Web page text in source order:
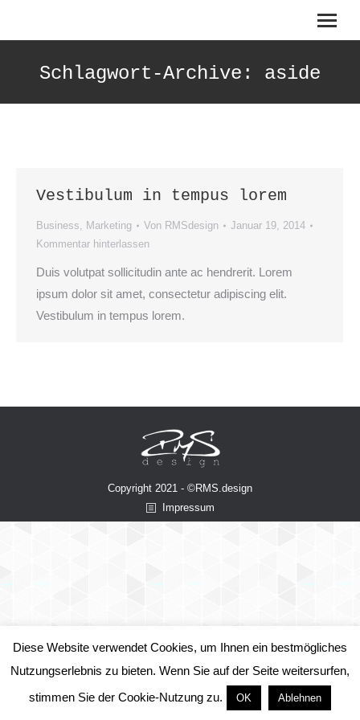
Search:
Schlagwort-Archive: aside
Vestibulum in tempus lorem
Business, Marketing Von RMSdesign
Januar 19, 2014
Kommentar hinterlassen
Duis volutpat sollicitudin ante ac hendrerit. Lorem
ipsum dolor sit amet, consectetur adipiscing elit.
Vestibulum in tempus lorem.
Copyright 2021 - ©RMS.design
Impressum
Diese Website verwendet Cookies, um Ihnen ein bestmögliches
Nutzungserlebnis zu bieten. Wenn Sie auf der Seite weitersurfen,
stimmen Sie der Cookie-Nutzung zu.
OK Ablehnen